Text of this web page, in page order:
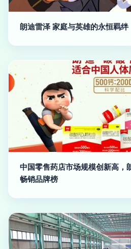
朗迪雷泽 家庭与英雄的永恒羁绊
中国零售药店市场规模创新高，
畅销品牌榜